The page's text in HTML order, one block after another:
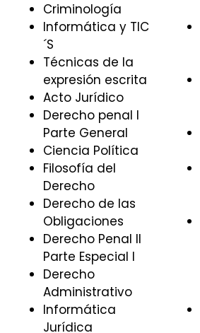
Criminología
Informática y TIC
´S
Técnicas de la
expresión escrita
Acto Jurídico
Derecho penal I
Parte General
Ciencia Política
Filosofía del
Derecho
Derecho de las
Obligaciones
Derecho Penal II
Parte Especial I
Derecho
Administrativo
Informática
Jurídica